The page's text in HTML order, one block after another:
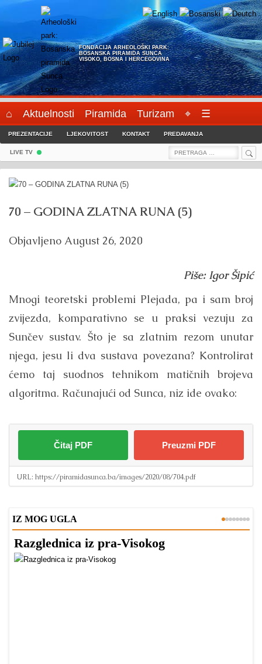
FONDACIJA ARHEOLOŠKI PARK:
BOSANSKA PIRAMIDA SUNCA
VISOKO, BOSNA I HERCEGOVINA
⌂ Aktuelnosti Piramida Turizam ⌖ ☰
PREZENTACIJE LJEKOVITOST KONTAKT PREDAVANJA
LIVE TV
Search
70 – GODINA ZLATNA RUNA (5)
Objavljeno August 26, 2020
Piše: Igor Šipić
Mnogi teoretski problemi Plejada, pa i sam broj
zvijezda, komparativno se u praksi vezuju za
Sunčev sustav. Što je sa zlatnim rezom unutar
njega, jesu li dva sustava povezana? Kontrolirat
ćemo taj suodnos tehnikom matičnih brojeva
algoritma. Računajući od Sunca, niz ide ovako:
Čitaj PDF Preuzmi PDF
URL: https://piramidasunca.ba/images/2020/08/704.pdf
IZ MOG UGLA
Razglednica iz pra-Visokog